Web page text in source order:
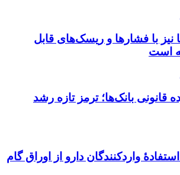
نیز با فشارها و ریسک‌های قابل
است
قانونی بانک‌ها؛ ترمز تازه رشد
واردکنندگان دارو از اوراق گام